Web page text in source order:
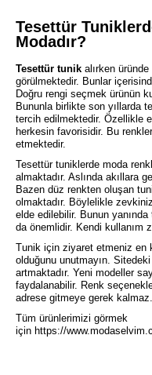
Tesettür
Modadır?
Tesettür tunik alırken
görülmektedir. Bunlar
Doğru rengi seçmek ürünün
Bununla birlikte son yıllarda
tercih edilmektedir. Özellikle
herkesin favorisidir. Bu
etmektedir.
Tesettür tuniklerde moda
almaktadır. Aslında akıllara
Bazen düz renkten oluşan
olmaktadır. Böylelikle
elde edilebilir. Bunun
da önemlidir. Kendi kullanım
Tunik için ziyaret etmeniz en
olduğunu unutmayın.
artmaktadır. Yeni modeller
faydalanabilir. Renk
adrese gitmeye gerek kalmaz.
Tüm ürünlerimizi görmek
için https://